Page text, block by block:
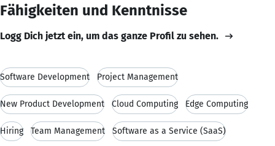
Fähigkeiten und Kenntnisse
Logg Dich jetzt ein, um das ganze Profil zu sehen.
Software Development Project Management
New Product Development Cloud Computing Edge Computing
Hiring Team Management Software as a Service (SaaS)